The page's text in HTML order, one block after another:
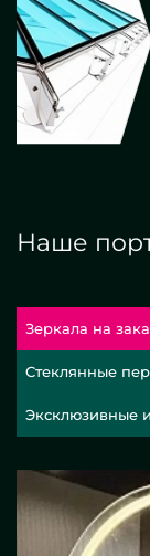
Алмазная
Наше
Зеркала на
Стеклянные
Эксклюзивные